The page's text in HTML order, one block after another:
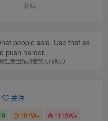
收藏
people said. Use that as
push harder.
些话当做加倍努力的动力
关注
0 101W+ 1119W+